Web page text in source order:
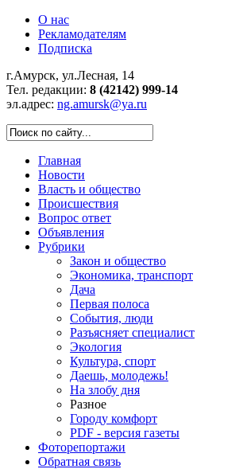
О нас
Рекламодателям
Подписка
г.Амурск, ул.Лесная, 14
Тел. редакции: 8 (42142) 999-14
эл.адрес: ng.amursk@ya.ru
Главная
Новости
Власть и общество
Происшествия
Вопрос ответ
Объявления
Рубрики
Закон и общество
Экономика, транспорт
Дача
Первая полоса
События, люди
Разъясняет специалист
Экология
Культура, спорт
Даешь, молодежь!
На злобу дня
Разное
Городу комфорт
PDF - версия газеты
Фоторепортажи
Обратная связь